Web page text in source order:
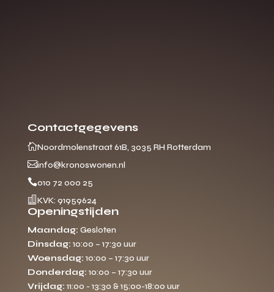
Contactgegevens
Noordmolenstraat 61B, 3035 RH Rotterdam
info@kronoswonen.nl
010 72 000 25
 KVK: 91959624
Openingstijden
Maandag: Gesloten
Dinsdag: 10:00 – 17:30 uur
Woensdag: 10:00 – 17:30 uur
Donderdag: 10:00 – 17:30 uur
Vrijdag: 11:00 - 13:30 & 15:00-18:00 uur